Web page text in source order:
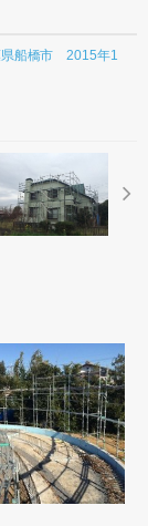
船橋市 2015年1